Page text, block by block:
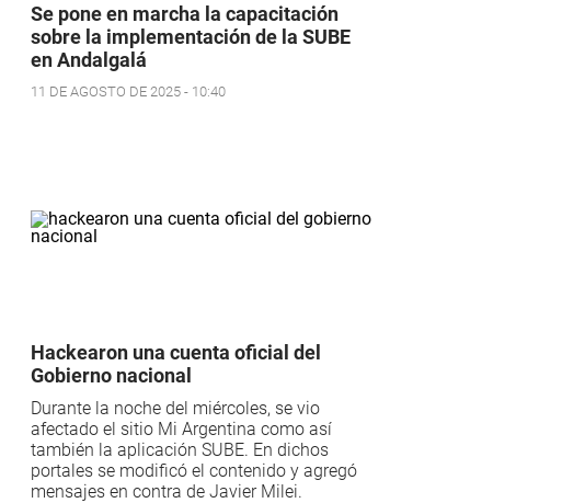
Se pone en marcha la capacitación
sobre la implementación de la SUBE
en Andalgalá
11 DE AGOSTO DE 2025 - 10:40
Hackearon una cuenta oficial del
Gobierno nacional
Durante la noche del miércoles, se vio
afectado el sitio Mi Argentina como así
también la aplicación SUBE. En dichos
portales se modificó el contenido y agregó
mensajes en contra de Javier Milei.